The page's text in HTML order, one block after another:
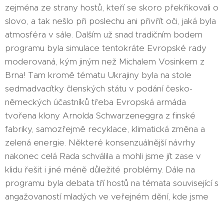
zejména ze strany hostů, kteří se skoro překřikovali o
slovo, a tak nešlo při poslechu ani přivřít oči, jaká byla
atmosféra v sále. Dalším už snad tradičním bodem
programu byla simulace tentokráte Evropské rady
moderovaná, kým jiným než Michalem Vosinkem z
Brna! Tam kromě tématu Ukrajiny byla na stole
sedmadvacítky členských státu v podání česko-
německých účastníků třeba Evropská armáda
tvořena klony Arnolda Schwarzeneggra z finské
fabriky, samozřejmě recyklace, klimatická změna a
zelená energie. Některé konsenzuálnější návrhy
nakonec celá Rada schválila a mohli jsme jít zase v
klidu řešit i jiné méně důležité problémy. Dále na
programu byla debata tří hostů na témata související s
angažovaností mladých ve veřejném dění, kde jsme